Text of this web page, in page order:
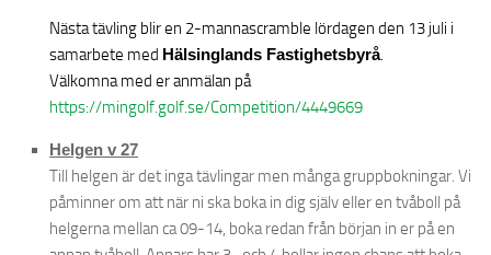
Juniorer
Träningsgrupper
Damer
Serielaget
Gästinfo
Nästa tävling blir en 2-mannascramble lördagen den 13 juli i
samarbete med Hälsinglands Fastighetsbyrå.
Välkomna med er anmälan på
https://mingolf.golf.se/Competition/4449669
Helgen v 27
Till helgen är det inga tävlingar men många gruppbokningar. Vi
påminner om att när ni ska boka in dig själv eller en tvåboll på
helgerna mellan ca 09-14, boka redan från början in er på en